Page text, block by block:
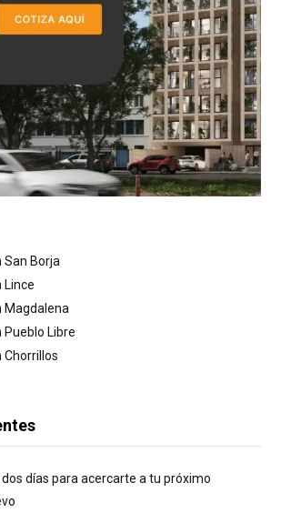
Borja
Lince
Magdalena
Libre
Chorrillos
dos días para acercarte a tu próximo